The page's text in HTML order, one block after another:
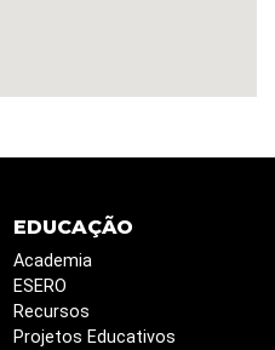
EDUCAÇÃO
Academia
ESERO
Recursos
Projetos Educativos